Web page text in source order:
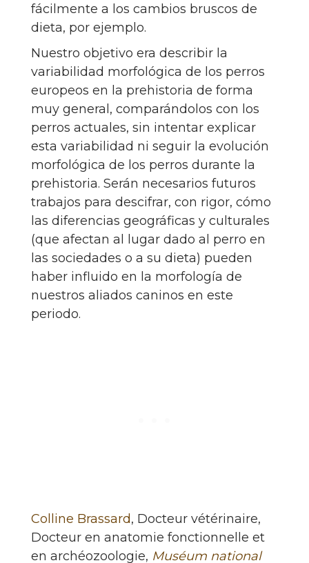
fácilmente a los cambios bruscos de
dieta, por ejemplo.
Nuestro objetivo era describir la
variabilidad morfológica de los perros
europeos en la prehistoria de forma
muy general, comparándolos con los
perros actuales, sin intentar explicar
esta variabilidad ni seguir la evolución
morfológica de los perros durante la
prehistoria. Serán necesarios futuros
trabajos para descifrar, con rigor, cómo
las diferencias geográficas y culturales
(que afectan al lugar dado al perro en
las sociedades o a su dieta) pueden
haber influido en la morfología de
nuestros aliados caninos en este
periodo.
Colline Brassard, Docteur vétérinaire,
Docteur en anatomie fonctionnelle et
en archéozoologie, Muséum national